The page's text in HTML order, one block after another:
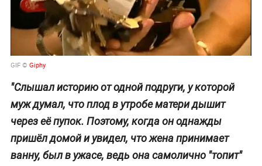
GIF © Giphy
"Слышал историю от одной подруги, у которой
муж думал, что плод в утробе матери дышит
через её пупок. Поэтому, когда он однажды
пришёл домой и увидел, что жена принимает
ванну, был в ужасе, ведь она самолично "топит"